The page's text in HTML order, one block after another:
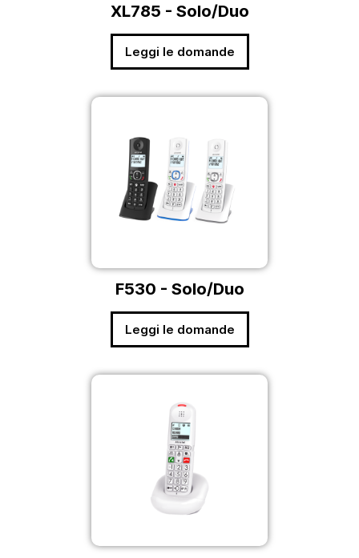
XL785 - Solo/Duo
Leggi le domande
F530 - Solo/Duo
Leggi le domande